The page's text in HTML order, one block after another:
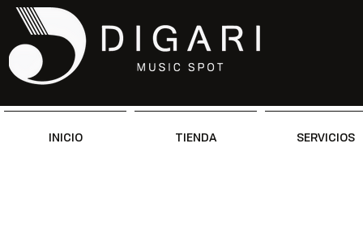
INICIO TIENDA SERVICIOS